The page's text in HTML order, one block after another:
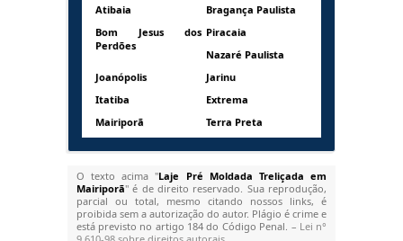
Atibaia
Bragança Paulista
Bom Jesus dos
Perdões
Piracaia
Nazaré Paulista
Joanópolis
Jarinu
Itatiba
Extrema
Mairiporã
Terra Preta
O texto acima "Laje Pré Moldada Treliçada em
Mairiporã" é de direito reservado. Sua reprodução,
parcial ou total, mesmo citando nossos links, é
proibida sem a autorização do autor. Plágio é crime e
está previsto no artigo 184 do Código Penal. – Lei n°